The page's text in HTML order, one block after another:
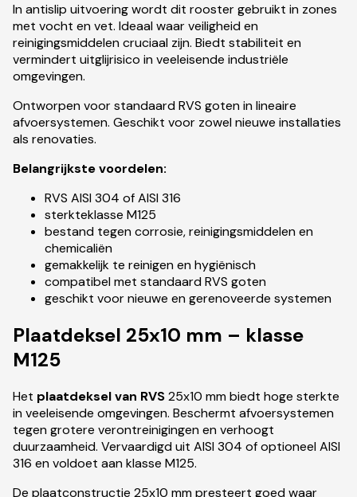
In antislip uitvoering wordt dit rooster gebruikt in zones
met vocht en vet. Ideaal waar veiligheid en
reinigingsmiddelen cruciaal zijn. Biedt stabiliteit en
vermindert uitglijrisico in veeleisende industriële
omgevingen.
Ontworpen voor standaard RVS goten in lineaire
afvoersystemen. Geschikt voor zowel nieuwe installaties
als renovaties.
Belangrijkste voordelen:
RVS AISI 304 of AISI 316
sterkteklasse M125
bestand tegen corrosie, reinigingsmiddelen en
chemicaliën
gemakkelijk te reinigen en hygiënisch
compatibel met standaard RVS goten
geschikt voor nieuwe en gerenoveerde systemen
Plaatdeksel 25x10 mm – klasse
M125
Het plaatdeksel van RVS25x10 mm biedt hoge sterkte
in veeleisende omgevingen. Beschermt afvoersystemen
tegen grotere verontreinigingen en verhoogt
duurzaamheid. Vervaardigd uit AISI 304 of optioneel AISI
316 en voldoet aan klasse M125.
De plaatconstructie 25x10 mm presteert goed waar